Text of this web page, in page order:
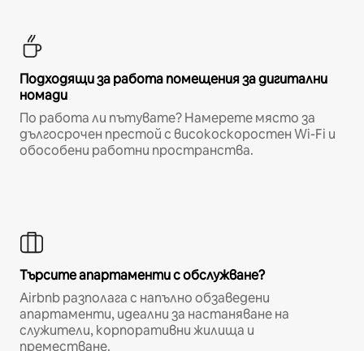
Подходящи за работа помещения за дигитални
номади
По работа ли пътувате? Намерете място за
дългосрочен престой с високоскоростен Wi-Fi и
обособени работни пространства.
Търсите апартаменти с обслужване?
Airbnb разполага с напълно обзаведени
апартаменти, идеални за настаняване на
служители, корпоративни жилища и
преместване.